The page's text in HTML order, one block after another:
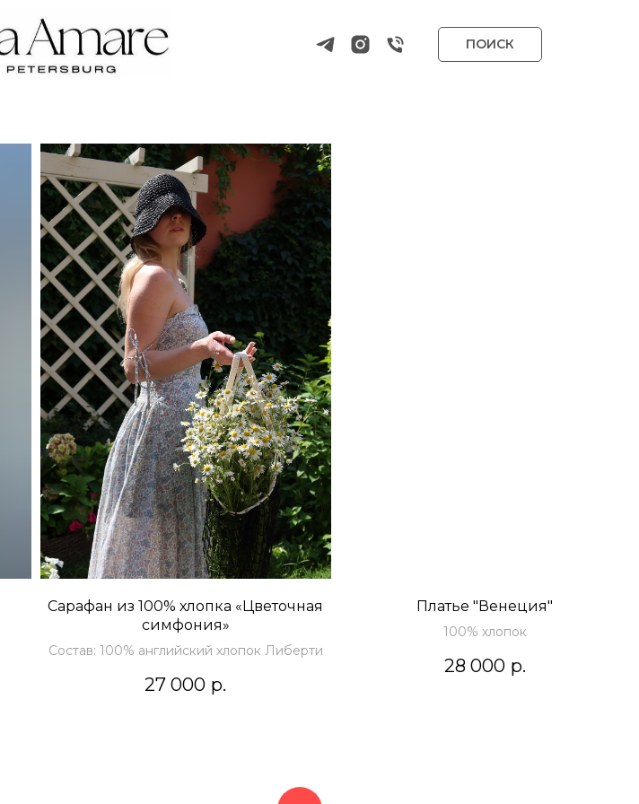
ПОИСК
Сарафан из 100% хлопка «Цветочная
симфония»
Состав: 100% английский хлопок Либерти
27 000 р.
Платье "Венеция"
100% хлопок
28 000 р.